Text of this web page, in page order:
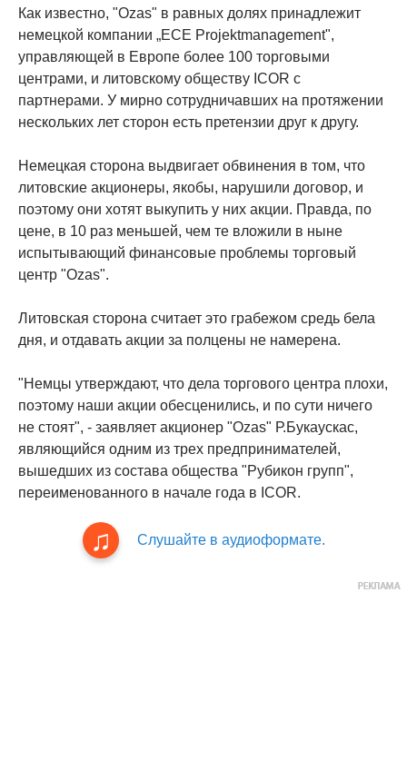
Как известно, "Ozas" в равных долях принадлежит
немецкой компании „ECE Projektmanagement",
управляющей в Европе более 100 торговыми
центрами, и литовскому обществу ICOR с
партнерами. У мирно сотрудничавших на протяжении
нескольких лет сторон есть претензии друг к другу.
Немецкая сторона выдвигает обвинения в том, что
литовские акционеры, якобы, нарушили договор, и
поэтому они хотят выкупить у них акции. Правда, по
цене, в 10 раз меньшей, чем те вложили в ныне
испытывающий финансовые проблемы торговый
центр "Ozas".
Литовская сторона считает это грабежом средь бела
дня, и отдавать акции за полцены не намерена.
"Немцы утверждают, что дела торгового центра плохи,
поэтому наши акции обесценились, и по сути ничего
не стоят", - заявляет акционер "Ozas" Р.Букаускас,
являющийся одним из трех предпринимателей,
вышедших из состава общества "Рубикон групп",
переименованного в начале года в ICOR.
Слушайте в аудиоформате.